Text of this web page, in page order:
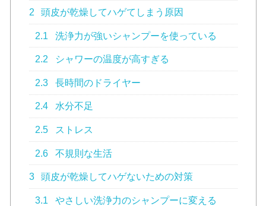
2 頭皮が乾燥してハゲてしまう原因
2.1 洗浄力が強いシャンプーを使っている
2.2 シャワーの温度が高すぎる
2.3 長時間のドライヤー
2.4 水分不足
2.5 ストレス
2.6 不規則な生活
3 頭皮が乾燥してハゲないための対策
3.1 やさしい洗浄力のシャンプーに変える